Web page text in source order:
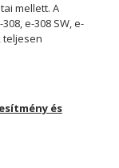
mellett. A
e-308 SW, e-
teljesen
és